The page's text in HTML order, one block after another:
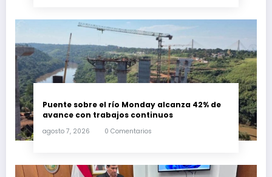
Puente sobre el río Monday alcanza 42% de
avance con trabajos continuos
agosto 7, 2026 0 Comentarios